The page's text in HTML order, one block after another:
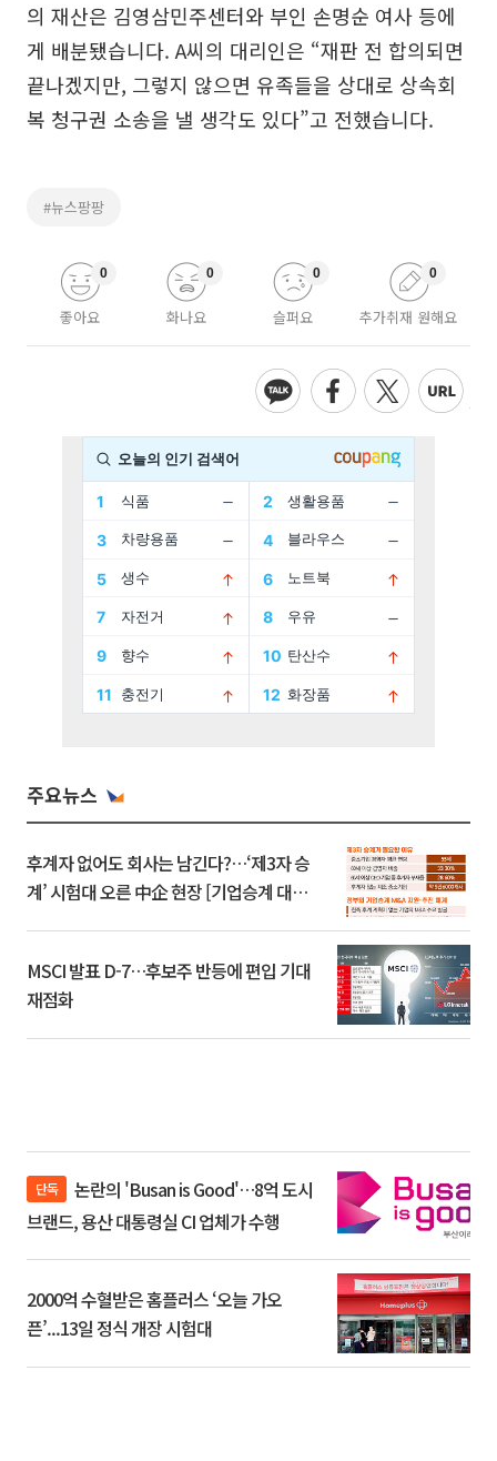
의 재산은 김영삼민주센터와 부인 손명순 여사 등에
게 배분됐습니다. A씨의 대리인은 “재판 전 합의되면
끝나겠지만, 그렇지 않으면 유족들을 상대로 상속회
복 청구권 소송을 낼 생각도 있다”고 전했습니다.
#뉴스팡팡
좋아요
0
화나요
0
슬퍼요
0
추가취재 원해요
0
주요뉴스
후계자 없어도 회사는 남긴다?…‘제3자 승
계’ 시험대 오른 中企 현장 [기업승계 대전
MSCI 발표 D-7…후보주 반등에 편입 기대
재점화
단독
브랜드, 용산 대통령실 CI 업체가 수행
2000억 수혈받은 홈플러스 ‘오늘 가오
픈’...13일 정식 개장 시험대